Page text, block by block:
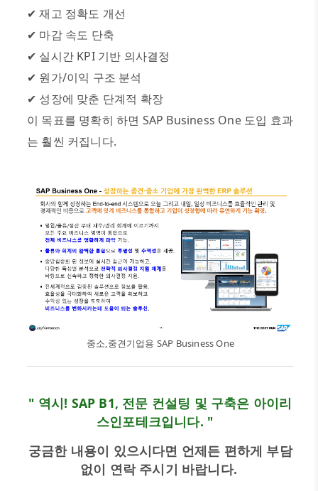
✔ 재고 정확도 개선
✔ 마감 속도 단축
✔ 실시간 KPI 기반 의사결정
✔ 원가/이익 구조 분석
✔ 성장에 맞춘 단계적 확장
이 목표를 명확히 하면 SAP Business One 도입 효과
는 훨씬 커집니다.
중소,중견기업용 SAP Business One
" 역시! SAP B1, 전문 컨설팅 및 구축은 아이리
스인포테크입니다. "
궁금한 내용이 있으시다면 언제든 편하게 부담
없이 연락 주시기 바랍니다.